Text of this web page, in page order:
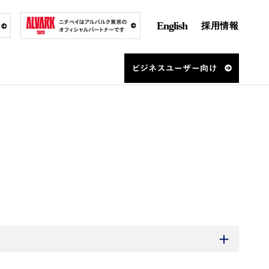
English 採用情報